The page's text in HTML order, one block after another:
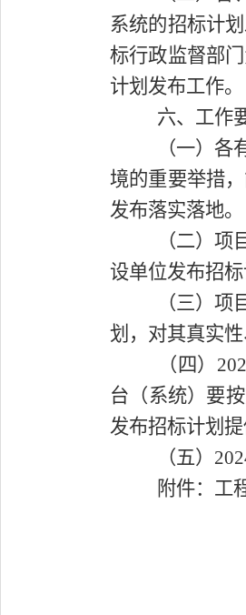
系统的招标计
标行政监督部
计划发布工作。
六、工作
（一）各
境的重要举措
发布落实落地。
（二）项
设单位发布招
（三）项
划，对其真实
（四）
台（系统）要
发布招标计划
（五）
附件：工